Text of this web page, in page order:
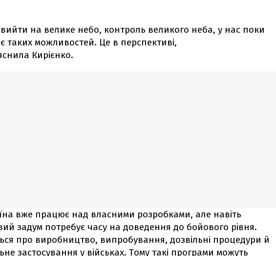
на велике небо, контроль великого неба, у нас поки
таких можливостей. Це в перспективі,
Кирієнко.
вже працює над власними розробками, але навіть
задум потребує часу на доведення до бойового рівня.
про виробництво, випробування, дозвільні процедури й
застосування у військах. Тому такі програми можуть